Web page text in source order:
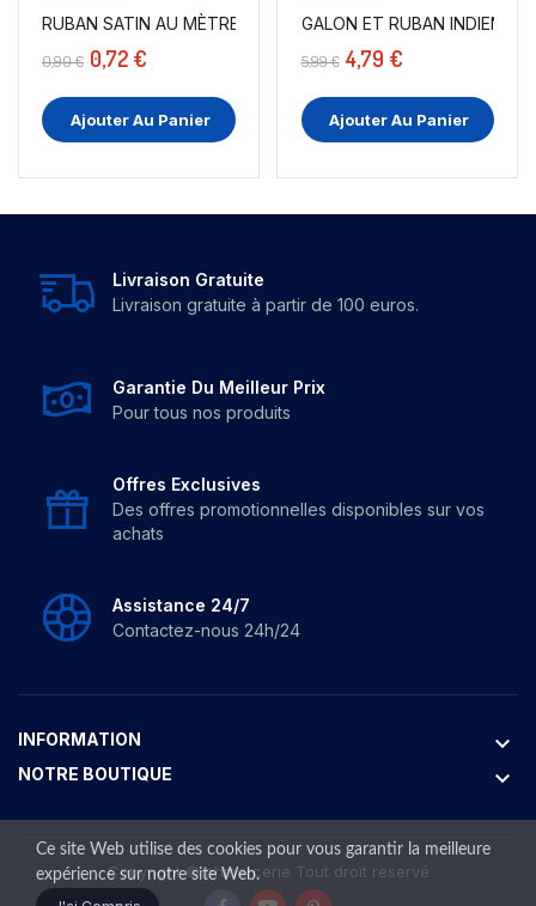
RUBAN SATIN AU MÈTRE EN 40 MM BLANC A COUDRE...
0,90 € 0,72 €
Ajouter Au Panier
GALON ET RUBAN INDIEN :
5,99 € 4,79 €
Ajouter Au Panier
Livraison Gratuite
Livraison gratuite à partir de 100 euros.
Garantie Du Meilleur Prix
Pour tous nos produits
Offres Exclusives
Des offres promotionnelles disponibles sur vos
achats
Assistance 24/7
Contactez-nous 24h/24
INFORMATION keyboard_arrow_down
NOTRE BOUTIQUE keyboard_arrow_down
Copyright ©bhmercerie Tout droit reservé
Ce site Web utilise des cookies pour vous garantir la meilleure
expérience sur notre site Web.